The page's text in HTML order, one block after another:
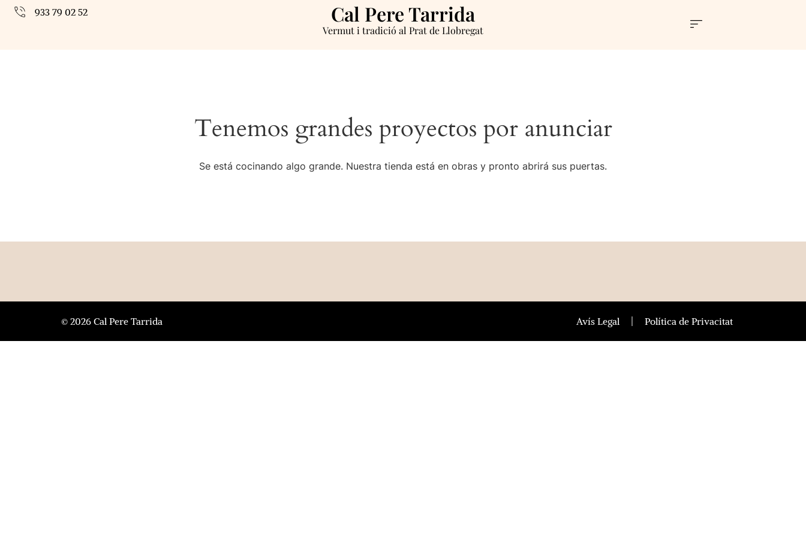
933 79 02 52 Cal Pere Tarrida
Vermut i tradició al Prat de Llobregat
Tenemos grandes proyectos por anunciar
Se está cocinando algo grande. Nuestra tienda está en obras y pronto abrirá sus puertas.
© 2026 Cal Pere Tarrida Avís Legal Política de Privacitat